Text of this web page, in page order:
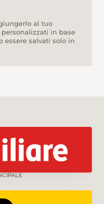
al tuo
in base
essere salvati solo in